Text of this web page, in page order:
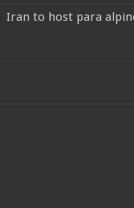
Iran to host para